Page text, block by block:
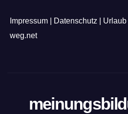
Impressum Datenschutz
weg.net